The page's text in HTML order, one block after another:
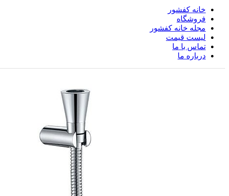
خانه کفشور
فروشگاه
مجله خانه کفشور
لیست قیمت
تماس با ما
درباره ما